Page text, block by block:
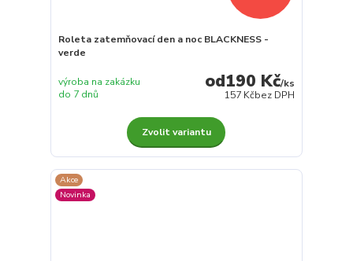
Roleta zatemňovací den a noc BLACKNESS -
verde
190 Kč/ks
157 Kčbez DPH
výroba na zakázku
do 7 dnů
Zvolit variantu
Akce
Novinka